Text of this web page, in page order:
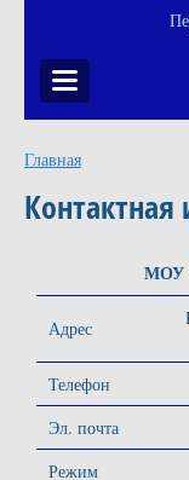
Главная
МОУ
Адрес
Телефон
Эл. почта
Режим